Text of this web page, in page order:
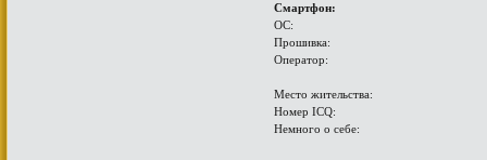
Смартфон:
ОС:
Прошивка:
Оператор:
Место жительства:
Номер ICQ:
Немного о себе: